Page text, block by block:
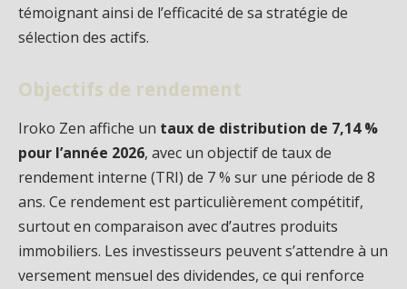
témoignant ainsi de l’efficacité de sa stratégie de
sélection des actifs.
Objectifs de rendement
Iroko Zen affiche un taux de distribution de 7,14 %
pour l’année 2026, avec un objectif de taux de
rendement interne (TRI) de 7 % sur une période de 8
ans. Ce rendement est particulièrement compétitif,
surtout en comparaison avec d’autres produits
immobiliers. Les investisseurs peuvent s’attendre à un
versement mensuel des dividendes, ce qui renforce